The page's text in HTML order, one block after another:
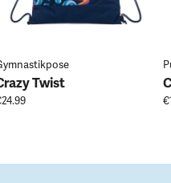
Twist